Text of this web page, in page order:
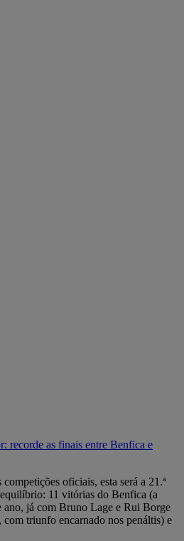
recorde as finais entre Benfica e
oficiais, esta será a 21.ª
11 vitórias do Benfica (a
ano, já com Bruno Lage e Rui Borge
, com triunfo encarnado nos penáltis) e